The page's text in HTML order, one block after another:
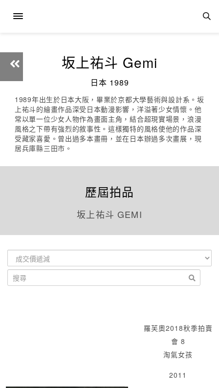
坂上祐斗 Gemi
日本 1989
1989年出生於日本大阪，畢業於京都大學藝術與設計系。坂
上祐斗的繪畫作品深受日本動漫影響，洋溢著少女情懷。他
常以單一位少女人物作為畫面主角，結合超現實場景，浪漫
風格之下帶有強烈的敘事性。這樣獨特的風格使他的作品深
受藏家喜愛。曾出過多本畫冊，並在日本辦過多次畫展，現
居兵庫縣三田市。
歷屆拍品
坂上祐斗 GEMI
羅芙奧2018秋季拍賣
會 8
淘氣女孩
2011